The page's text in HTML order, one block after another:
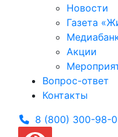
Новости
Газета
Акции
Вопрос-ответ
Контакты
8 (800) 300-98-